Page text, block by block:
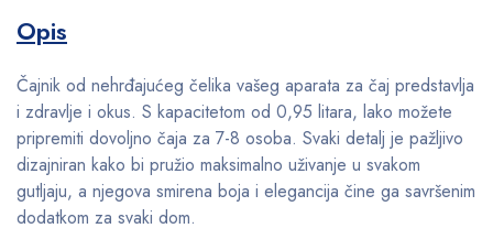
Opis
Čajnik od nehrđajućeg čelika vašeg aparata za čaj predstavlja
i zdravlje i okus. S kapacitetom od 0,95 litara, lako možete
pripremiti dovoljno čaja za 7-8 osoba. Svaki detalj je pažljivo
dizajniran kako bi pružio maksimalno uživanje u svakom
gutljaju, a njegova smirena boja i elegancija čine ga savršenim
dodatkom za svaki dom.